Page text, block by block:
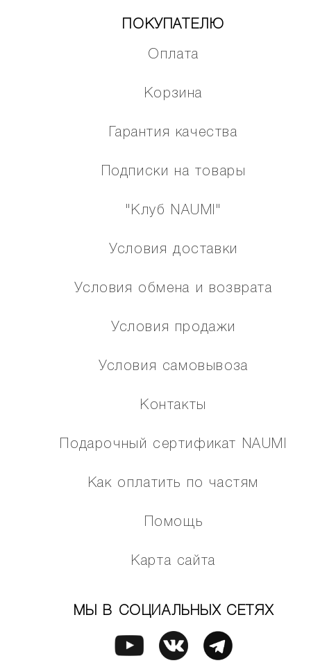
ПОКУПАТЕЛЮ
Оплата
Корзина
Гарантия качества
Подписки на товары
"Клуб NAUMI"
Условия доставки
Условия обмена и возврата
Условия продажи
Условия самовывоза
Контакты
Подарочный сертификат NAUMI
Как оплатить по частям
Помощь
Карта сайта
МЫ В СОЦИАЛЬНЫХ СЕТЯХ